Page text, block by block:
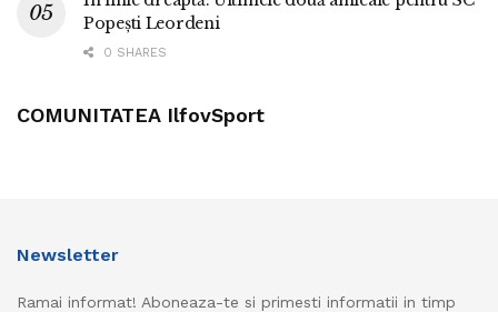
Popești Leordeni
0 SHARES
COMUNITATEA IlfovSport
Newsletter
Ramai informat! Aboneaza-te si primesti informatii in timp